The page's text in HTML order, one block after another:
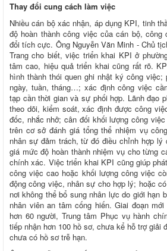
Thay đổi cung cách làm việc
Nhiều cán bộ xác nhận, áp dụng KPI, tinh
độ hoàn thành công việc của cán bộ,
đổi tích cực. Ông Nguyễn Văn Minh - Chủ
Trang cho biết, việc triển khai KPI ở
tâm cao, hiệu quả triển khai cũng rất rõ.
hình thành thói quen ghi nhật ký công việc;
ngày, tuần, tháng…; xác định công việc
tạp cần thời gian và sự phối hợp. Lãnh đạo
theo dõi, kiểm soát, xác định được công
đốc, nhắc nhở; cân đối khối lượng công
trên cơ sở đánh giá tổng thể nhiệm vụ
nhân sự đảm trách, từ đó điều chỉnh hợp lý
giá mức độ hoàn thành nhiệm vụ cho từng
chính xác. Việc triển khai KPI cũng giúp
công việc cao hoặc khối lượng công việc
động công việc, nhân sự cho hợp lý; hoặc
nơi không thể bổ sung nhân lực do giới hạn
nhân viên an tâm cống hiến. Giai đoạn
hơn 60 người, Trung tâm Phục vụ hành
tiếp nhận hơn 100 hồ sơ, chưa kể hỗ trợ giải
chưa có hồ sơ trễ hạn.